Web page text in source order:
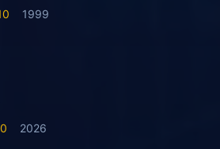
1999
2026